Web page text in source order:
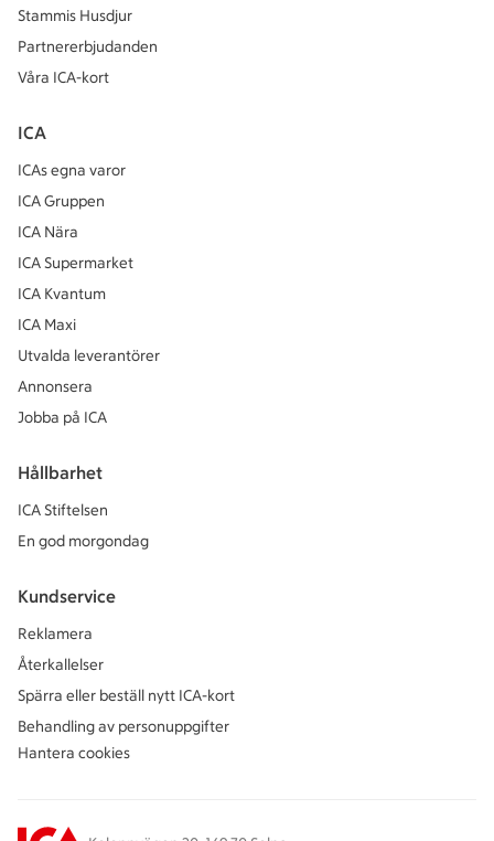
Stammis Husdjur
Partnererbjudanden
Våra ICA-kort
ICA
ICAs egna varor
ICA Gruppen
ICA Nära
ICA Supermarket
ICA Kvantum
ICA Maxi
Utvalda leverantörer
Annonsera
Jobba på ICA
Hållbarhet
ICA Stiftelsen
En god morgondag
Kundservice
Reklamera
Återkallelser
Spärra eller beställ nytt ICA-kort
Behandling av personuppgifter
Hantera cookies